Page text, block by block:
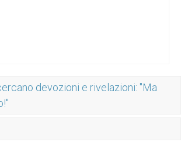
devozioni e rivelazioni: "Ma